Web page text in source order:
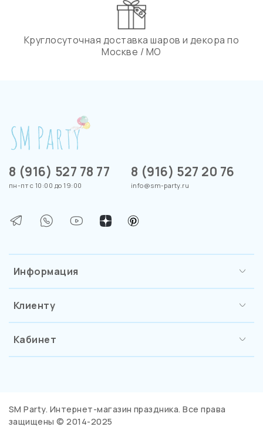
Круглосуточная доставка шаров и декора по
Москве / МО
Информация
Клиенту
Кабинет
8 (916) 527 78 77
пн-пт с 10:00 до 19:00
8 (916) 527 20 76
info@sm-party.ru
SM Party. Интернет-магазин праздника. Все права
защищены © 2014-2025